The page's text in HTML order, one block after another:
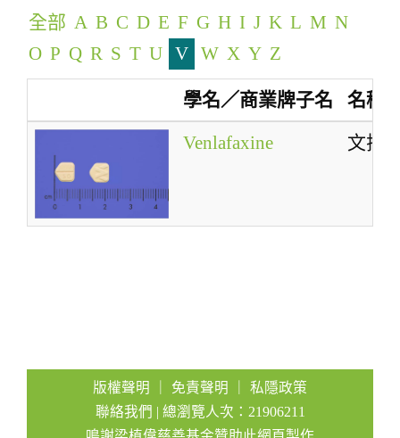
t
i
o
全部 A B C D E F G H I J K L M N
O P Q R S T U V W X Y Z
學名／商業牌子名
名稱
Venlafaxine
文拉
版權聲明 免責聲明
私隱政策
聯絡我們 | 總瀏覽人次：21906211